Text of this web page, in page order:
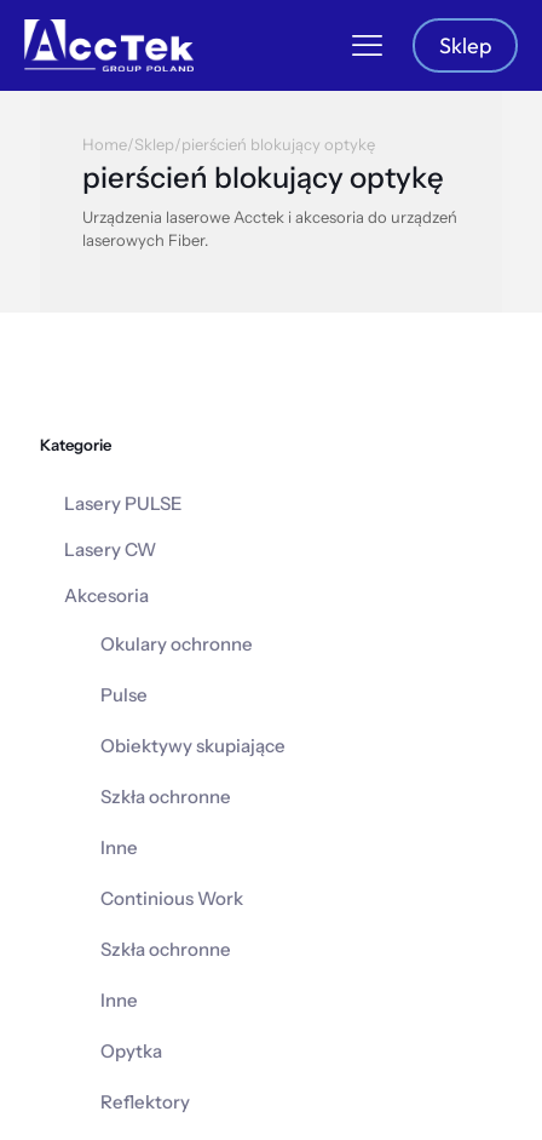
Sklep
Home/Sklep/pierścień blokujący optykę
pierścień blokujący optykę
Urządzenia laserowe Acctek i akcesoria do urządzeń
laserowych Fiber.
Kategorie
Lasery PULSE
Lasery CW
Akcesoria
Okulary ochronne
Pulse
Obiektywy skupiające
Szkła ochronne
Inne
Continious Work
Szkła ochronne
Inne
Opytka
Reflektory